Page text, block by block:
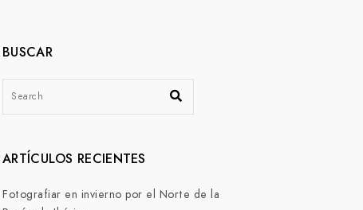
BUSCAR
ARTÍCULOS RECIENTES
Fotografiar en invierno por el Norte de la